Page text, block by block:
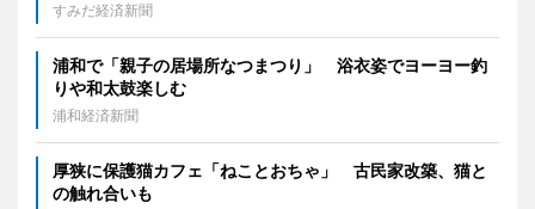
すみだ経済新聞
浦和で「親子の居場所なつまつり」 浴衣姿でヨーヨー釣
りや和太鼓楽しむ
浦和経済新聞
厚狭に保護猫カフェ「ねことおちゃ」 古民家改築、猫と
の触れ合いも